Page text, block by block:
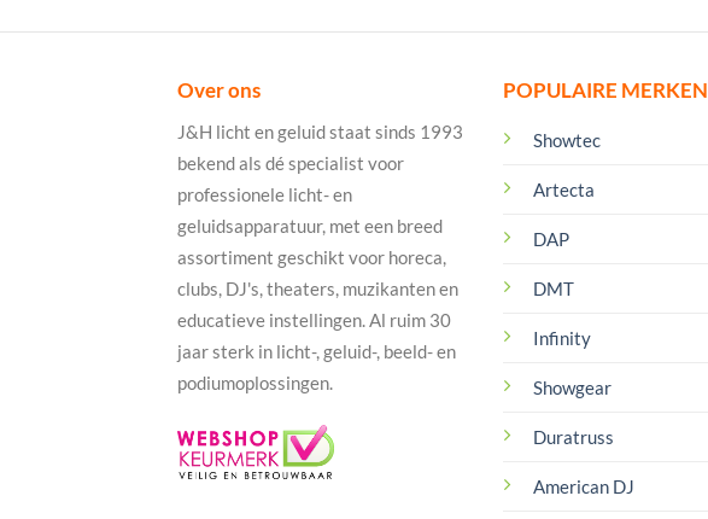
Over ons
J&H licht en geluid staat sinds 1993
bekend als dé specialist voor
professionele licht- en
geluidsapparatuur, met een breed
assortiment geschikt voor horeca,
clubs, DJ's, theaters, muzikanten en
educatieve instellingen. Al ruim 30
jaar sterk in licht-, geluid-, beeld- en
podiumoplossingen.
POPULAIRE MERKEN
Showtec
Artecta
DAP
DMT
Infinity
Showgear
Duratruss
American DJ